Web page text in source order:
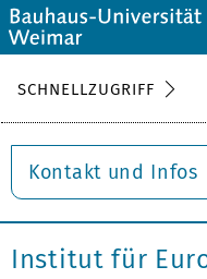
SCHNELLZUGRIFF
Kontakt und Infos
Institut für